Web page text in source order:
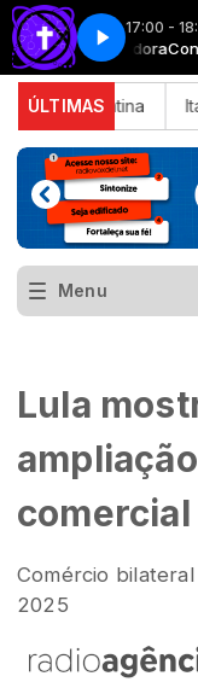
17:00 -
Cooperadora
ÚLTIMAS
Latina
Menu
Lula
comercial
Comércio
2025